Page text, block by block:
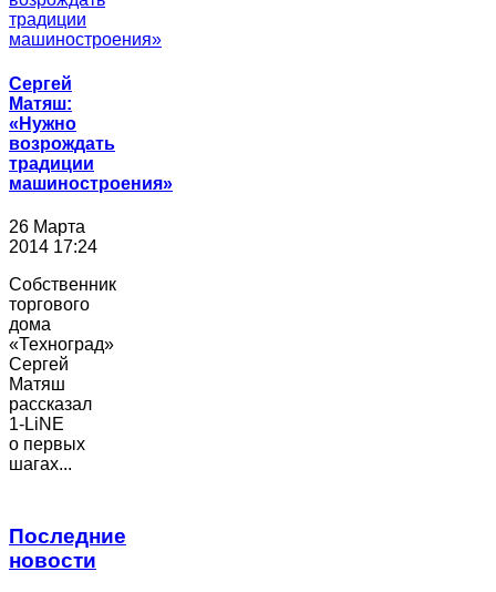
Сергей
Матяш:
«Нужно
возрождать
традиции
машиностроения»
26 Марта
2014 17:24
Собственник
торгового
дома
«Техноград»
Сергей
Матяш
рассказал
1-LiNE
о первых
шагах...
Последние
новости